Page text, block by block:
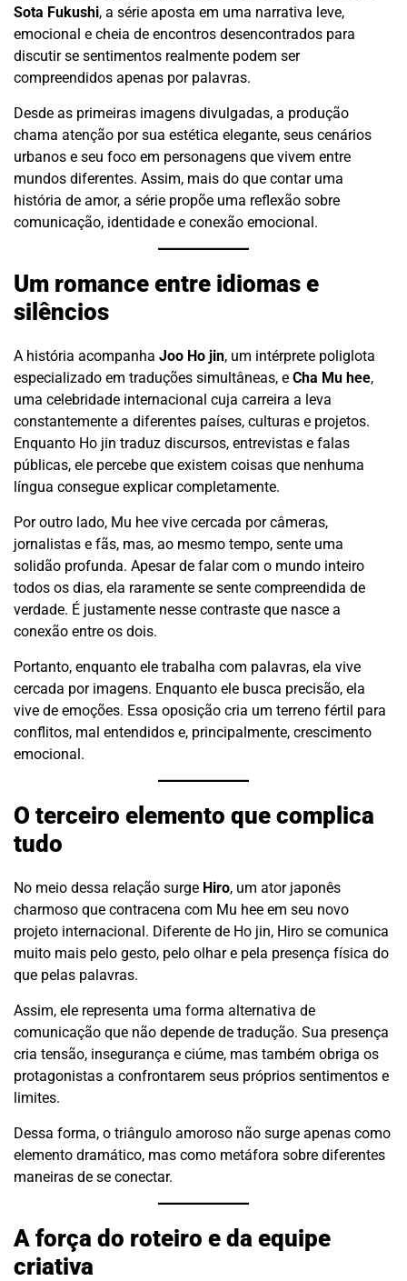
Sota Fukushi, a série aposta em uma narrativa leve,
emocional e cheia de encontros desencontrados para
discutir se sentimentos realmente podem ser
compreendidos apenas por palavras.
Desde as primeiras imagens divulgadas, a produção
chama atenção por sua estética elegante, seus cenários
urbanos e seu foco em personagens que vivem entre
mundos diferentes. Assim, mais do que contar uma
história de amor, a série propõe uma reflexão sobre
comunicação, identidade e conexão emocional.
Um romance entre idiomas e
silêncios
A história acompanha Joo Ho jin, um intérprete poliglota
especializado em traduções simultâneas, e Cha Mu hee,
uma celebridade internacional cuja carreira a leva
constantemente a diferentes países, culturas e projetos.
Enquanto Ho jin traduz discursos, entrevistas e falas
públicas, ele percebe que existem coisas que nenhuma
língua consegue explicar completamente.
Por outro lado, Mu hee vive cercada por câmeras,
jornalistas e fãs, mas, ao mesmo tempo, sente uma
solidão profunda. Apesar de falar com o mundo inteiro
todos os dias, ela raramente se sente compreendida de
verdade. É justamente nesse contraste que nasce a
conexão entre os dois.
Portanto, enquanto ele trabalha com palavras, ela vive
cercada por imagens. Enquanto ele busca precisão, ela
vive de emoções. Essa oposição cria um terreno fértil para
conflitos, mal entendidos e, principalmente, crescimento
emocional.
O terceiro elemento que complica
tudo
No meio dessa relação surge Hiro, um ator japonês
charmoso que contracena com Mu hee em seu novo
projeto internacional. Diferente de Ho jin, Hiro se comunica
muito mais pelo gesto, pelo olhar e pela presença física do
que pelas palavras.
Assim, ele representa uma forma alternativa de
comunicação que não depende de tradução. Sua presença
cria tensão, insegurança e ciúme, mas também obriga os
protagonistas a confrontarem seus próprios sentimentos e
limites.
Dessa forma, o triângulo amoroso não surge apenas como
elemento dramático, mas como metáfora sobre diferentes
maneiras de se conectar.
A força do roteiro e da equipe
criativa